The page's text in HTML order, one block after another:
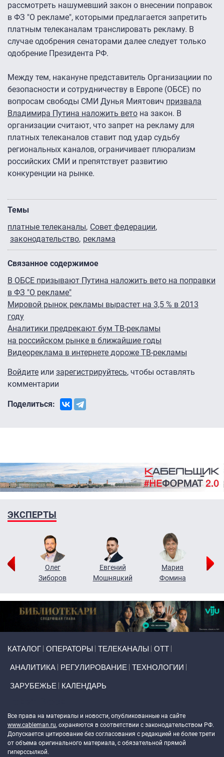
рассмотреть нашумевший закон о внесении поправок
в ФЗ "О рекламе", которыми предлагается запретить
платным телеканалам транслировать рекламу. В
случае одобрения сенаторами далее следует только
одобрение Президента РФ.
Между тем, накануне представитель Организациии по
безопасности и сотрудничеству в Европе (ОБСЕ) по
вопросам свободы СМИ Дунья Миятович призвала
Владимира Путина наложить вето на закон. В
организации считают, что запрет на рекламу для
платных телеканалов ставит под удар судьбу
региональных каналов, ограничивает плюрализм
российских СМИ и препятствует развитию
конкуренции на рынке.
Темы
платные телеканалы Совет федерации
законодательство реклама
Связанное содержимое
В ОБСЕ призывают Путина наложить вето на поправки
в ФЗ "О рекламе"
Мировой рынок рекламы вырастет на 3,5 % в 2013
году
Аналитики предрекают бум ТВ-рекламы
на российском рынке в ближайшие годы
Видеореклама в интернете дороже ТВ-рекламы
Войдите или зарегистрируйтесь, чтобы оставлять
комментарии
Поделиться:
ЭКСПЕРТЫ
Олег
Зиборов
Евгений
Мошняцкий
Мария
Фомина
КАТАЛОГ ОПЕРАТОРЫ ТЕЛЕКАНАЛЫ ОТТ
АНАЛИТИКА РЕГУЛИРОВАНИЕ ТЕХНОЛОГИИ
ЗАРУБЕЖЬЕ КАЛЕНДАРЬ
Все права на материалы и новости, опубликованные на сайте
www.cableman.ru, охраняются в соответствии с законодательством РФ.
Допускается цитирование без согласования с редакцией не более трети
от объема оригинального материала, с обязательной прямой
гиперссылкой.